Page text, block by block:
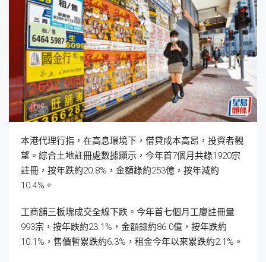
本港代理行指，在高息環境下，借貸成本高昂，投資者觀
望。綜合土地註冊處數據顯示，今年首7個月共錄1920宗
註冊，按年跌約20.8%，金額錄約253億，按年減約
10.4%。
工商舖三板塊成交全線下跌。今年首七個月工廈註冊量
993宗，按年跌約23.1%，金額錄約86.0億，按年跌約
10.1%，售價暫累跌約6.3%，租金今年以來累跌約2.1%。